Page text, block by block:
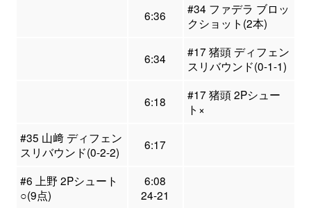
6:36
#34 ファデラ ブロッ
クショット(2本)
6:34
#17 猪頭 ディフェン
スリバウンド(0-1-1)
6:18
#17 猪頭 2Pシュー
ト×
#35 山﨑 ディフェン
スリバウンド(0-2-2)
6:17
#6 上野 2Pシュート
○(9点)
6:08
24-21